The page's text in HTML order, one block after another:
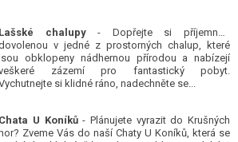
Lašské chalupy- Dopřejte si příjemnou
v jedné z prostorných chalup, které
obklopeny nádhernou přírodou a nabízejí
zázemí pro fantastický pobyt.
si klidné ráno, nadechněte se...
Chata U Koníků- Plánujete vyrazit do Krušných
hor? Zveme Vás do naší Chaty U Koníků, která se